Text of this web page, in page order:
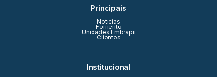
Principais
Notícias
Fomento
Unidades Embrapii
Clientes
Institucional